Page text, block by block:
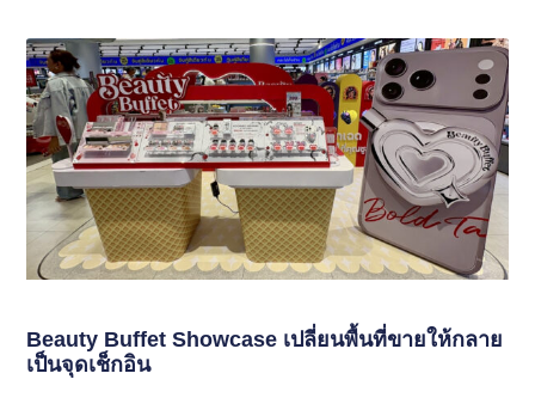
Beauty Buffet Showcase เปลี่ยนพื้นที่ขายให้กลาย
เป็นจุดเช็กอิน